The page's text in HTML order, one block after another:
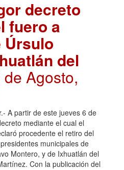
decreto
fuero a
Úrsulo
del
de Agosto,
A partir de este jueves 6 de
mediante el cual el
procedente el retiro del
municipales de
Montero, y de Ixhuatlán del
Con la publicación del